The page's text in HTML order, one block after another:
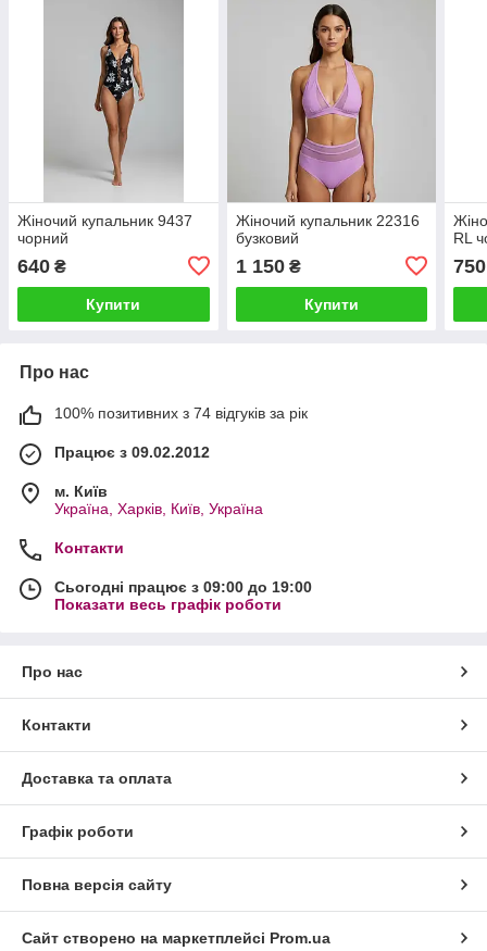
Жіночий купальник 9437
чорний
640 ₴
Купити
Жіночий купальник 22316
бузковий
1 150₴
Купити
RL
750
Про нас
100% позитивних з 74 відгуків за рік
Працює з 09.02.2012
м. Київ
Україна, Харків, Київ, Україна
Контакти
Сьогодні працює з 09:00 до 19:00
Показати весь графік роботи
Про нас
Контакти
Доставка та оплата
Графік роботи
Повна версія сайту
Сайт створено на маркетплейсі Prom.ua